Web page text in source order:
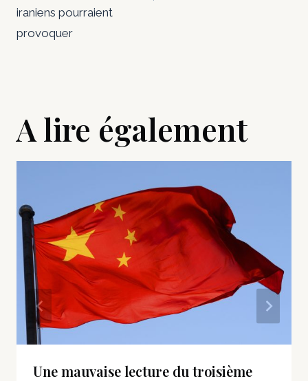
iraniens pourraient
provoquer
A lire également
Une mauvaise lecture du troisième